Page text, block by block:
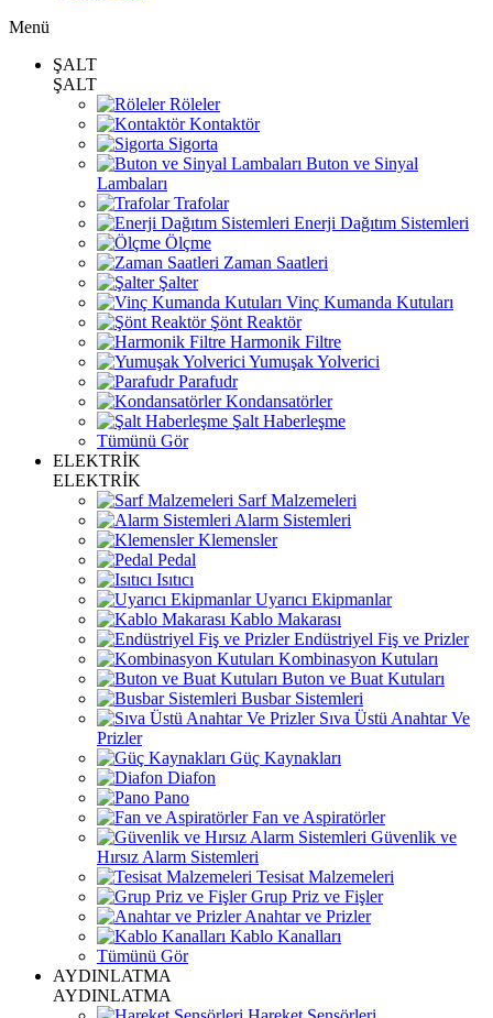
Menü
ŞALT
ŞALT
Röleler
Kontaktör
Sigorta
Buton ve Sinyal
Lambaları
Trafolar
Enerji Dağıtım Sistemleri
Ölçme
Zaman Saatleri
Şalter
Vinç Kumanda Kutuları
Şönt Reaktör
Harmonik Filtre
Yumuşak Yolverici
Parafudr
Kondansatörler
Şalt Haberleşme
Tümünü Gör
ELEKTRİK
ELEKTRİK
Sarf Malzemeleri
Alarm Sistemleri
Klemensler
Pedal
Isıtıcı
Uyarıcı Ekipmanlar
Kablo Makarası
Endüstriyel Fiş ve Prizler
Kombinasyon Kutuları
Buton ve Buat Kutuları
Busbar Sistemleri
Sıva Üstü Anahtar Ve
Prizler
Güç Kaynakları
Diafon
Pano
Fan ve Aspiratörler
Güvenlik ve
Hırsız Alarm Sistemleri
Tesisat Malzemeleri
Grup Priz ve Fişler
Anahtar ve Prizler
Kablo Kanalları
Tümünü Gör
AYDINLATMA
AYDINLATMA